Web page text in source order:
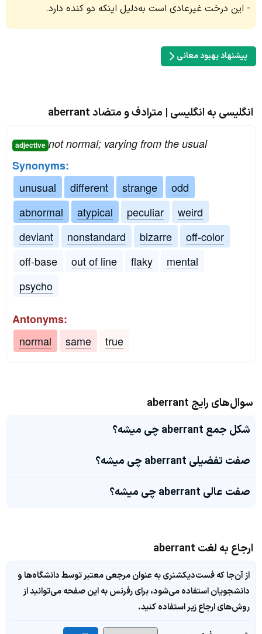
این درخت غیرعادی است به‌دلیل اینکه دو کنده دارد.
پیشنهاد بهبود معانی
انگلیسی به انگلیسی | مترادف و متضاد aberrant
adjective not normal; varying from the usual
Synonyms:
unusual
different strange
odd
abnormal
atypical peculiar
weird
deviant
nonstandard bizarre
off-color
off-base
out of line flaky
mental
psycho
Antonyms:
normal
same true
سوال‌های رایج aberrant
شکل جمع aberrant چی میشه؟
صفت تفضیلی aberrant چی میشه؟
صفت عالی aberrant چی میشه؟
ارجاع به لغت aberrant
از آن‌جا که فست‌دیکشنری به عنوان مرجعی معتبر توسط دانشگاه‌ها و
دانشجویان استفاده می‌شود، برای رفرنس به این صفحه می‌توانید از
روش‌های ارجاع زیر استفاده کنید.